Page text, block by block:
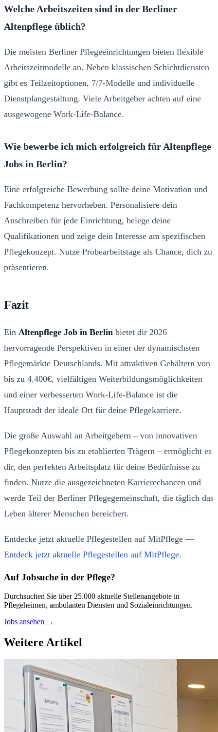
Welche Arbeitszeiten sind in der Berliner
Altenpflege üblich?
Die meisten Berliner Pflegeeinrichtungen bieten flexible
Arbeitszeitmodelle an. Neben klassischen Schichtdiensten
gibt es Teilzeitoptionen, 7/7-Modelle und individuelle
Dienstplangestaltung. Viele Arbeitgeber achten auf eine
ausgewogene Work-Life-Balance.
Wie bewerbe ich mich erfolgreich für Altenpflege
Jobs in Berlin?
Eine erfolgreiche Bewerbung sollte deine Motivation und
Fachkompetenz hervorheben. Personalisiere dein
Anschreiben für jede Einrichtung, belege deine
Qualifikationen und zeige dein Interesse am spezifischen
Pflegekonzept. Nutze Probearbeitstage als Chance, dich zu
präsentieren.
Fazit
Ein Altenpflege Job in Berlin bietet dir 2026
hervorragende Perspektiven in einer der dynamischsten
Pflegemärkte Deutschlands. Mit attraktiven Gehältern von
bis zu 4.400€, vielfältigen Weiterbildungsmöglichkeiten
und einer verbesserten Work-Life-Balance ist die
Hauptstadt der ideale Ort für deine Pflegekarriere.
Die große Auswahl an Arbeitgebern – von innovativen
Pflegekonzepten bis zu etablierten Trägern – ermöglicht es
dir, den perfekten Arbeitsplatz für deine Bedürfnisse zu
finden. Nutze die ausgezeichneten Karrierechancen und
werde Teil der Berliner Pflegegemeinschaft, die täglich das
Leben älterer Menschen bereichert.
Entdecke jetzt aktuelle Pflegestellen auf MitPflege —
Entdeck jetzt aktuelle Pflegestellen auf MitPflege.
Auf Jobsuche in der Pflege?
Durchsuchen Sie über 25.000 aktuelle Stellenangebote in
Pflegeheimen, ambulanten Diensten und Sozialeinrichtungen.
Jobs ansehen →
Weitere Artikel